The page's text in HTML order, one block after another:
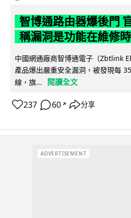
智博通路由器爆後門
稱漏洞是功能在維修
中國網通廠商智博通電子（Zbtlink
產品爆出嚴重安全漏洞，被發現每
線，旗...
閱讀全文
237 60 ↗ 分享
ADVERTISEMENT